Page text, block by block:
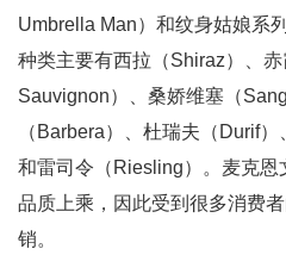
Umbrella Man）和纹身姑娘系
种类主要有西拉（Shiraz）、
Sauvignon）、桑娇维塞（
（Barbera）、杜瑞夫（Durif
和雷司令（Riesling）。麦克恩
品质上乘，因此受到很多消费
销。